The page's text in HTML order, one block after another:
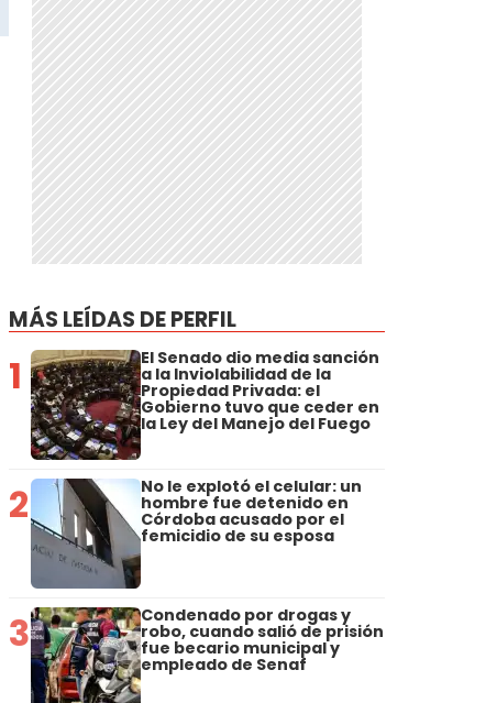
MÁS LEÍDAS DE PERFIL
1 El Senado dio media sanción
a la Inviolabilidad de la
Propiedad Privada: el
Gobierno tuvo que ceder en
la Ley del Manejo del Fuego
2 No le explotó el celular: un
hombre fue detenido en
Córdoba acusado por el
femicidio de su esposa
3 Condenado por drogas y
robo, cuando salió de prisión
fue becario municipal y
empleado de Senaf